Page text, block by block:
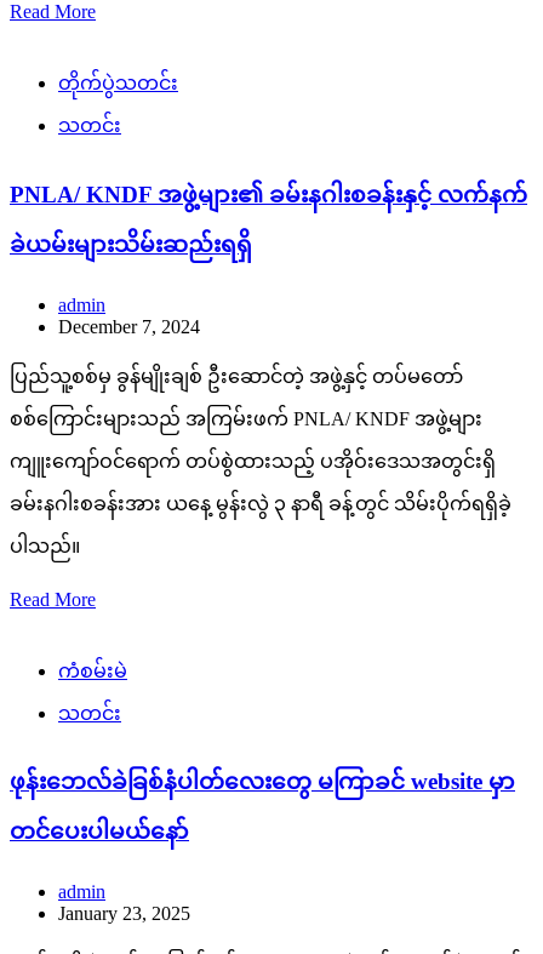
Read More
တိုက်ပွဲသတင်း
သတင်း
PNLA/ KNDF အဖွဲ့များ၏ ခမ်းနဂါးစခန်းနှင့် လက်နက်
ခဲယမ်းများသိမ်းဆည်းရရှိ
admin
December 7, 2024
ပြည်သူ့စစ်မှ ခွန်မျိုးချစ် ဦးဆောင်တဲ့ အဖွဲ့နှင့် တပ်မတော်
စစ်ကြောင်းများသည် အကြမ်းဖက် PNLA/ KNDF အဖွဲ့များ
ကျူးကျော်ဝင်ရောက် တပ်စွဲထားသည့် ပအိုဝ်းဒေသအတွင်းရှိ
ခမ်းနဂါးစခန်းအား ယနေ့ မွန်းလွဲ ၃ နာရီ ခန့်တွင် သိမ်းပိုက်ရရှိခဲ့
ပါသည်။
Read More
ကံစမ်းမဲ
သတင်း
ဖုန်းဘေလ်ခဲခြစ်နံပါတ်လေးတွေ မကြာခင် website မှာ
တင်ပေးပါမယ်နော်
admin
January 23, 2025